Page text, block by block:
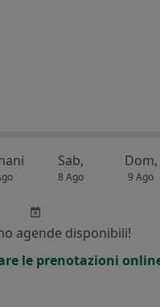
Sab,
8 Ago
Dom,
9 Ago
agende disponibili!
le prenotazioni